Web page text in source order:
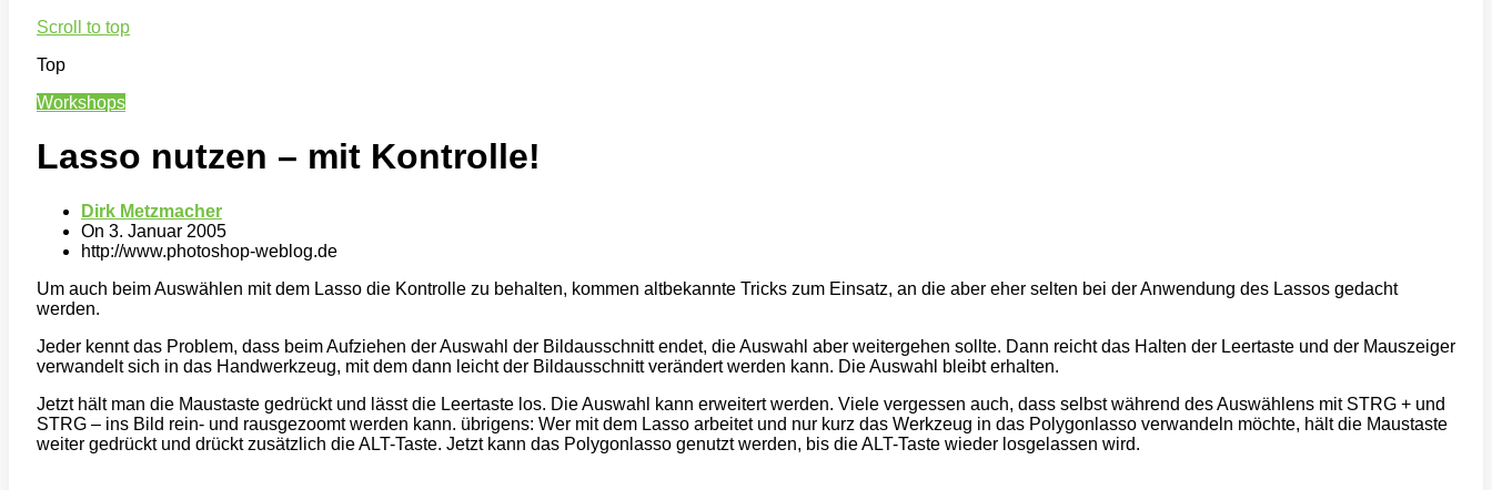
Scroll to top
Top
Workshops
Lasso nutzen – mit Kontrolle!
Dirk Metzmacher
On 3. Januar 2005
http://www.photoshop-weblog.de
Um auch beim Auswählen mit dem Lasso die Kontrolle zu behalten, kommen altbekannte Tricks zum Einsatz, an die aber eher selten bei der Anwendung des Lassos gedacht
werden.
Jeder kennt das Problem, dass beim Aufziehen der Auswahl der Bildausschnitt endet, die Auswahl aber weitergehen sollte. Dann reicht das Halten der Leertaste und der Mauszeiger
verwandelt sich in das Handwerkzeug, mit dem dann leicht der Bildausschnitt verändert werden kann. Die Auswahl bleibt erhalten.
Jetzt hält man die Maustaste gedrückt und lässt die Leertaste los. Die Auswahl kann erweitert werden. Viele vergessen auch, dass selbst während des Auswählens mit STRG + und
STRG – ins Bild rein- und rausgezoomt werden kann. übrigens: Wer mit dem Lasso arbeitet und nur kurz das Werkzeug in das Polygonlasso verwandeln möchte, hält die Maustaste
weiter gedrückt und drückt zusätzlich die ALT-Taste. Jetzt kann das Polygonlasso genutzt werden, bis die ALT-Taste wieder losgelassen wird.